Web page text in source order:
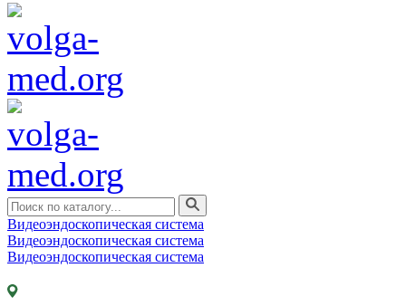
Видеоэндоскопическая система
Видеоэндоскопическая система
Видеоэндоскопическая система